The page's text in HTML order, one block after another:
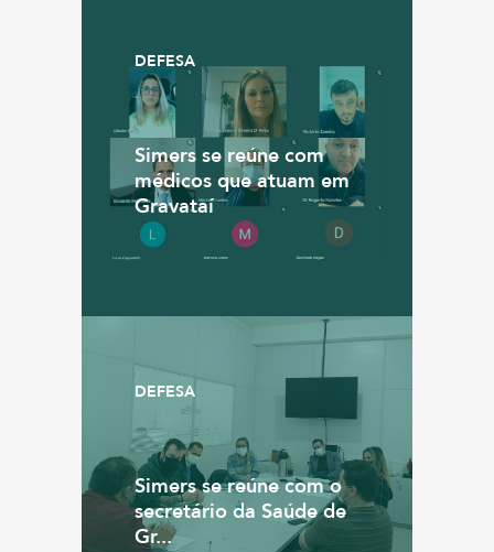
DEFESA
Simers se reúne com
médicos que atuam em
Gravataí
DEFESA
Simers se reúne com o
secretário da Saúde de
Gr...